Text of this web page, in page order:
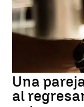
Una
al